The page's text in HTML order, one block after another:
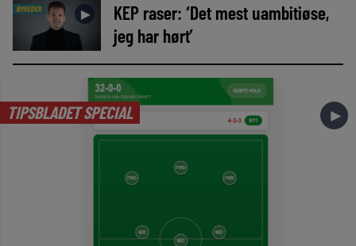
NYHEDER ►
KEP raser: ‘Det mest uambitiøse,
jeg har hørt’
TIPSBLADET SPECIAL ►